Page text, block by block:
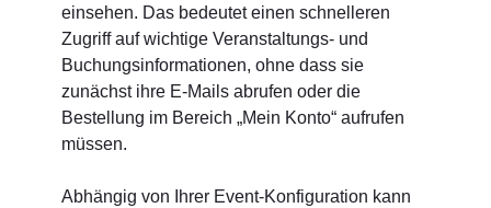
einsehen. Das bedeutet einen schnelleren
Zugriff auf wichtige Veranstaltungs- und
Buchungsinformationen, ohne dass sie
zunächst ihre E-Mails abrufen oder die
Bestellung im Bereich „Mein Konto“ aufrufen
müssen.
Abhängig von Ihrer Event-Konfiguration kann